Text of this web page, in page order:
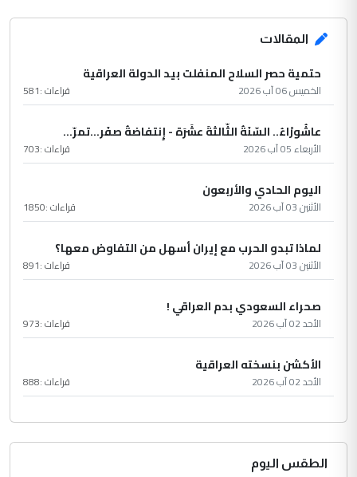
المقالات
حتمية حصر السلاح المنفلت بيد الدولة العراقية
الخميس 06 آب 2026 قراءات :581
عاشُورْاءُ.. السّنَةُ الثّالثةَ عشَرَة - إِنتفاضةُ صفَر…تمرّ...
الأربعاء 05 آب 2026 قراءات :703
اليوم الحادي والأربعون
الأثنين 03 آب 2026 قراءات :1850
لماذا تبدو الحرب مع إيران أسهل من التفاوض معها؟
الأثنين 03 آب 2026 قراءات :891
صحراء السعودي بدم العراقي !
الأحد 02 آب 2026 قراءات :973
الأكشن بنسخته العراقية
الأحد 02 آب 2026 قراءات :888
الطقس اليوم